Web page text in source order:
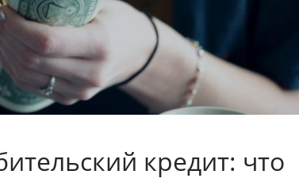
кредит: что